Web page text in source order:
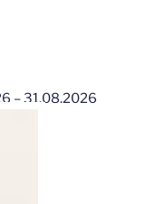
– 31.08.2026